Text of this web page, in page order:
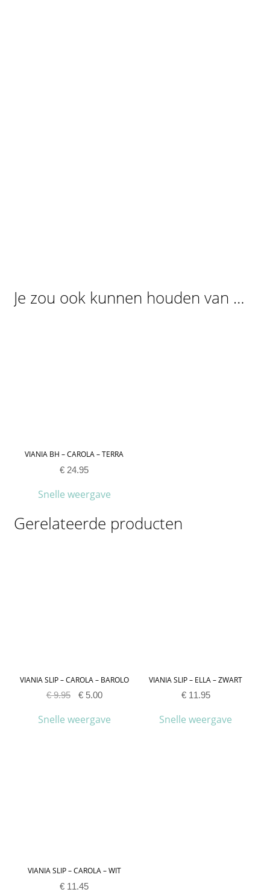
Je zou ook kunnen houden van …
VIANIA BH – CAROLA – TERRA
€ 24.95
Snelle weergave
Gerelateerde producten
VIANIA SLIP – CAROLA – BAROLO
€9.95 €5.00
Snelle weergave
VIANIA SLIP – ELLA – ZWART
€11.95
Snelle weergave
VIANIA SLIP – CAROLA – WIT
€ 11.45